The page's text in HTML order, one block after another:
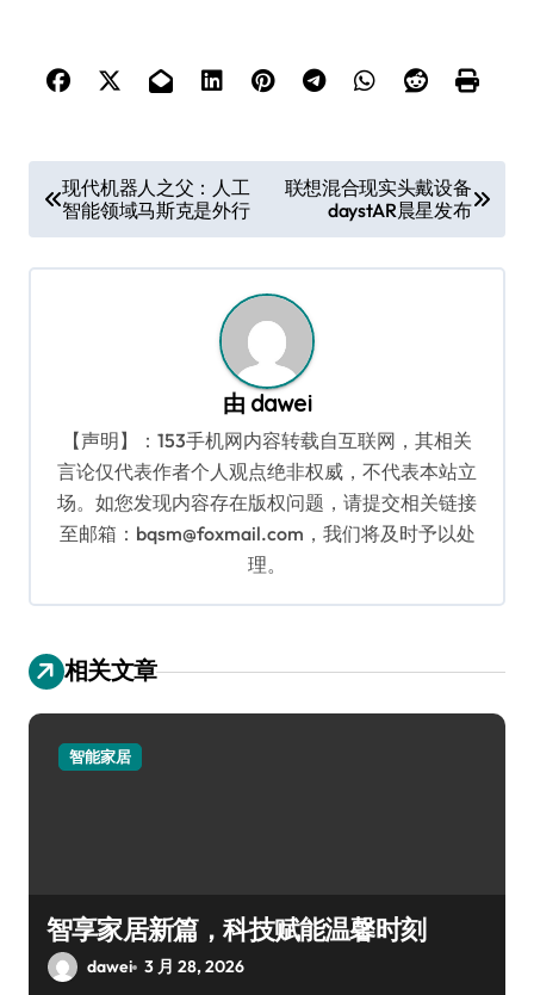
章
导
现代机器人之父：人工
智能领域马斯克是外行
联想混合现实头戴设备
daystAR晨星发布
由 dawei
【声明】：153手机网内容转载自互联网，其相关
言论仅代表作者个人观点绝非权威，不代表本站立
场。如您发现内容存在版权问题，请提交相关链接
至邮箱：bqsm@foxmail.com，我们将及时予以处
理。
相关文章
智能家居
智享家居新篇，科技赋能温馨时刻
dawei 3 月 28, 2026